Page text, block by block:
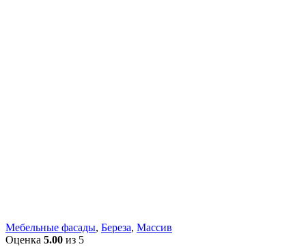
Мебельные фасады, Береза, Массив
Оценка 5.00 из 5